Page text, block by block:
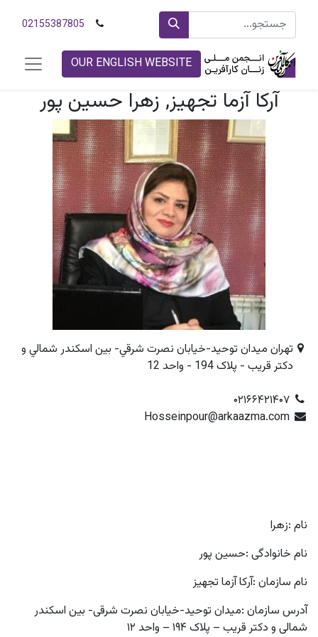
02155387805
OUR ENGLISH WEBSITE
آرکا آزما تجهيز, زهرا حسین پور
تهران ميدان توحيد-خيابان نصرت شرقي- بين اسکندر شمالي و
دکتر قريب - پلاک 194 - واحد 12
۰۲۱۶۶۴۲۱۴۰۷
Hosseinpour@arkaazma.com
نام :زهرا
نام خانوادگی :حسین‏ پور
نام سازمان :آرکا آزما تجهیز
آدرس سازمان :میدان توحید-خیابان نصرت شرقی- بین اسکندر
شمالی و دکتر قریب – پلاک ۱۹۴ – واحد ۱۲